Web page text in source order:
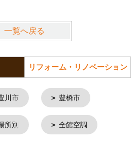
一覧へ戻る
リフォーム・リノベーション
川市 豊橋市
所別 全館空調